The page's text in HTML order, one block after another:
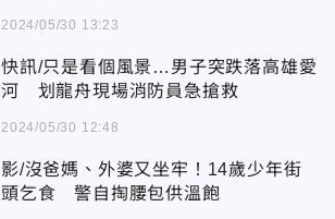
2024/05/30 13:23
快訊/只是看個風景…男子突跌落高雄愛
河 划龍舟現場消防員急搶救
2024/05/30 12:48
影/沒爸媽、外婆又坐牢！14歲少年街
頭乞食 警自掏腰包供溫飽